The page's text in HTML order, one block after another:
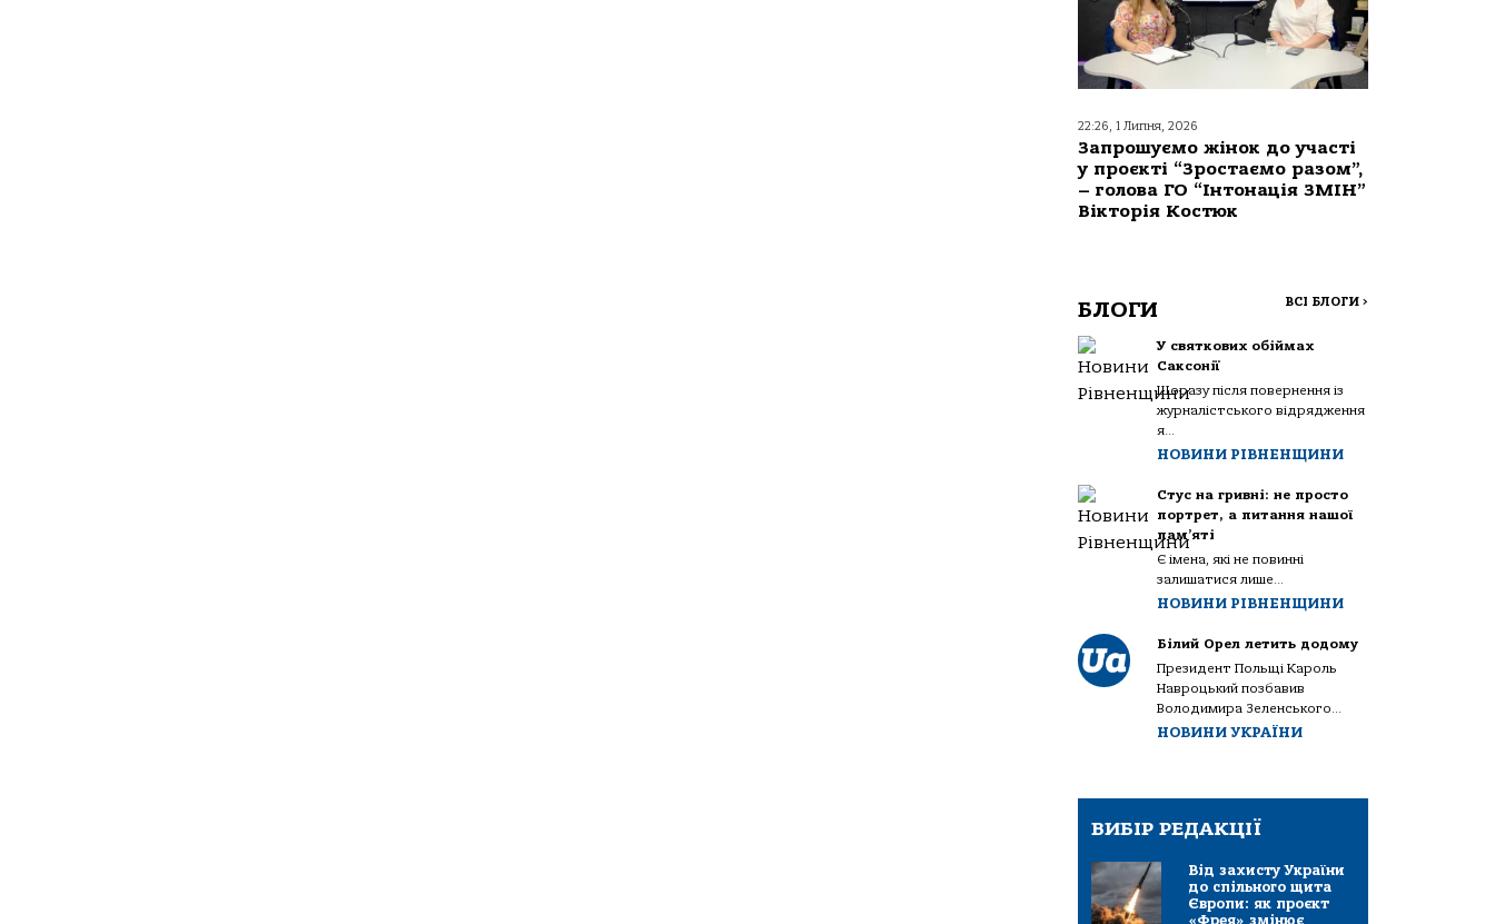
22:26, 1 Липня, 2026
Запрошуємо жінок до участі
у проєкті “Зростаємо разом”,
– голова ГО “Інтонація ЗМІН”
Вікторія Костюк
БЛОГИ ВСІ БЛОГИ >
У святкових обіймах
Саксонії
Щоразу після повернення із
журналістського відрядження
я...
НОВИНИ РІВНЕНЩИНИ
Стус на гривні: не просто
портрет, а питання нашої
пам’яті
Є імена, які не повинні
залишатися лише...
НОВИНИ РІВНЕНЩИНИ
Білий Орел летить додому
Президент Польщі Кароль
Навроцький позбавив
Володимира Зеленського...
НОВИНИ УКРАЇНИ
ВИБІР РЕДАКЦІЇ
Від захисту України
до спільного щита
Європи: як проєкт
«Фрея» змінює